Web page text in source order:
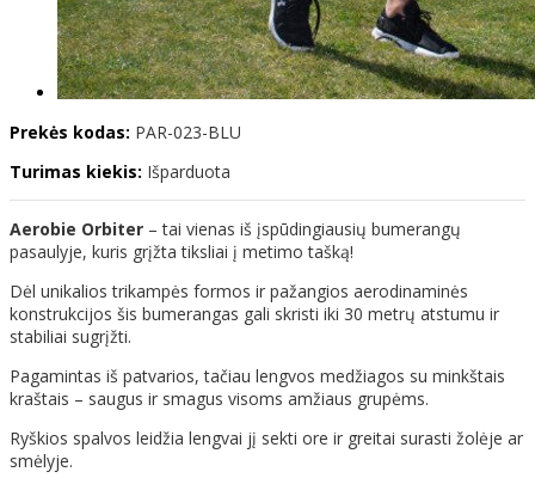
Prekės kodas: PAR-023-BLU
Turimas kiekis: Išparduota
Aerobie Orbiter – tai vienas iš įspūdingiausių bumerangų
pasaulyje, kuris grįžta tiksliai į metimo tašką!
Dėl unikalios trikampės formos ir pažangios aerodinaminės
konstrukcijos šis bumerangas gali skristi iki 30 metrų atstumu ir
stabiliai sugrįžti.
Pagamintas iš patvarios, tačiau lengvos medžiagos su minkštais
kraštais – saugus ir smagus visoms amžiaus grupėms.
Ryškios spalvos leidžia lengvai jį sekti ore ir greitai surasti žolėje ar
smėlyje.